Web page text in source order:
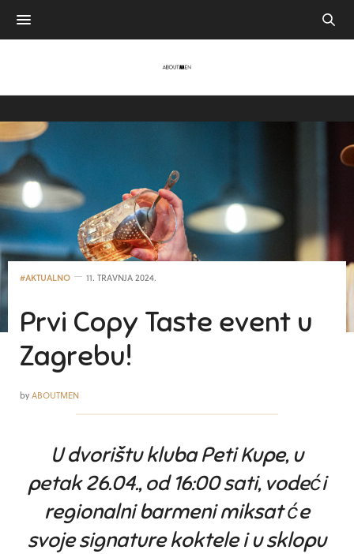
#AKTUALNO 11. TRAVNJA 2024.
Prvi Copy Taste event u
Zagrebu!
byABOUTMEN
U dvorištu kluba Peti Kupe, u
petak 26.04., od 16:00 sati, vodeći
regionalni barmeni miksat će
svoje signature koktele i u sklopu